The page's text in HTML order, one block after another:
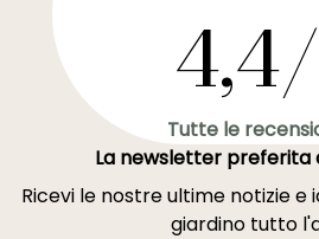
Tutte le
La newsletter preferita
Ricevi le nostre ultime notizie e
giardino tutto